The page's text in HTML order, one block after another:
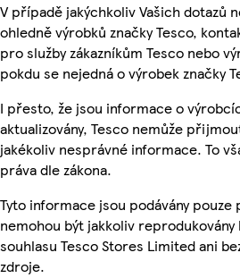
V případě jakýchkoliv Vašich dotazů
ohledně výrobků značky Tesco,
pro služby zákazníkům Tesco nebo
pokdu se nejedná o výrobek značky
I přesto, že jsou informace o
aktualizovány, Tesco nemůže
jakékoliv nesprávné informace. To
práva dle zákona.
Tyto informace jsou podávány
nemohou být jakkoliv
souhlasu Tesco Stores Limited ani
zdroje.